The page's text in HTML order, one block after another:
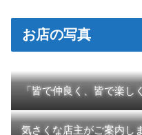
お店の写真
「皆で仲良く、皆で楽し
気さくな店主がご案内し